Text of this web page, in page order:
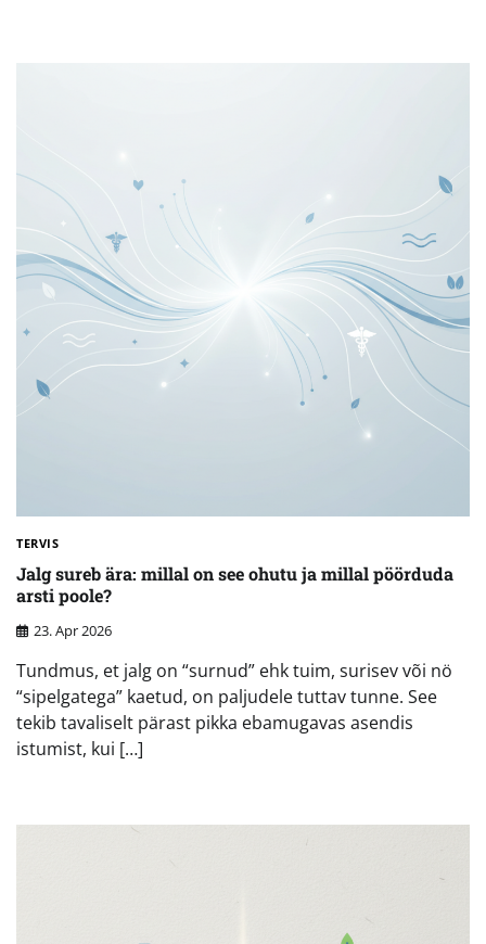
TERVIS
Jalg sureb ära: millal on see ohutu ja millal pöörduda
arsti poole?
23. Apr 2026
Tundmus, et jalg on “surnud” ehk tuim, surisev või nö
“sipelgatega” kaetud, on paljudele tuttav tunne. See
tekib tavaliselt pärast pikka ebamugavas asendis
istumist, kui […]